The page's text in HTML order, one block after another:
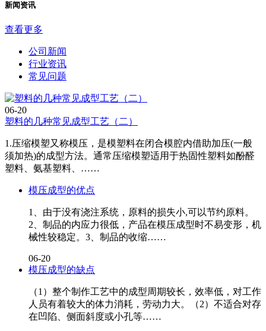
新闻资讯
查看更多
公司新闻
行业资讯
常见问题
06-20
塑料的几种常见成型工艺（二）
1.压缩模塑又称模压，是模塑料在闭合模腔内借助加压(一般
须加热)的成型方法。通常压缩模塑适用于热固性塑料如酚醛
塑料、氨基塑料、……
模压成型的优点
1、由于没有浇注系统，原料的损失小,可以节约原料。
2、制品的内应力很低，产品在模压成型时不易变形，机
械性较稳定。3、制品的收缩……
06-20
模压成型的缺点
（1）整个制作工艺中的成型周期较长，效率低，对工作
人员有着较大的体力消耗，劳动力大。（2）不适合对存
在凹陷、侧面斜度或小孔等……